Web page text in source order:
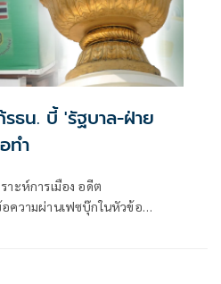
ธน. บี้ 'รัฐบาล-ฝ่าย
ทำ
าะห์การเมือง อดีต
ความผ่านเฟซบุ๊กในหัวข้อ